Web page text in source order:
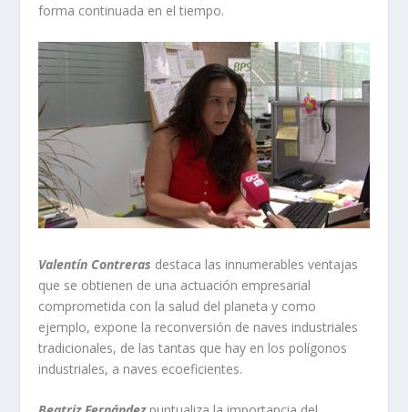
forma continuada en el tiempo.
Valentín Contreras destaca las innumerables ventajas
que se obtienen de una actuación empresarial
comprometida con la salud del planeta y como
ejemplo, expone la reconversión de naves industriales
tradicionales, de las tantas que hay en los polígonos
industriales, a naves ecoeficientes.